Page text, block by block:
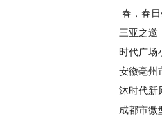
春，春
三亚之邀
时代广场
安徽亳州
沐时代
成都市微